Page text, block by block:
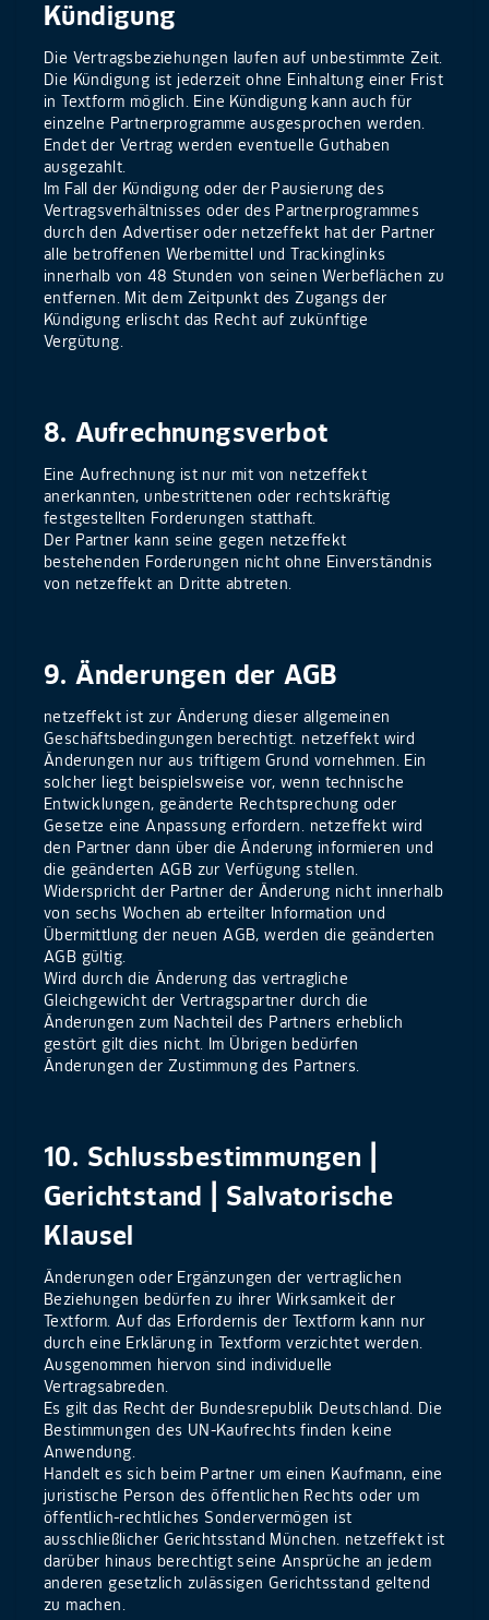
Kündigung
Die Vertragsbeziehungen laufen auf unbestimmte Zeit.
Die Kündigung ist jederzeit ohne Einhaltung einer Frist
in Textform möglich. Eine Kündigung kann auch für
einzelne Partnerprogramme ausgesprochen werden.
Endet der Vertrag werden eventuelle Guthaben
ausgezahlt.
Im Fall der Kündigung oder der Pausierung des
Vertragsverhältnisses oder des Partnerprogrammes
durch den Advertiser oder netzeffekt hat der Partner
alle betroffenen Werbemittel und Trackinglinks
innerhalb von 48 Stunden von seinen Werbeflächen zu
entfernen. Mit dem Zeitpunkt des Zugangs der
Kündigung erlischt das Recht auf zukünftige
Vergütung.
8. Aufrechnungsverbot
Eine Aufrechnung ist nur mit von netzeffekt
anerkannten, unbestrittenen oder rechtskräftig
festgestellten Forderungen statthaft.
Der Partner kann seine gegen netzeffekt
bestehenden Forderungen nicht ohne Einverständnis
von netzeffekt an Dritte abtreten.
9. Änderungen der AGB
netzeffekt ist zur Änderung dieser allgemeinen
Geschäftsbedingungen berechtigt. netzeffekt wird
Änderungen nur aus triftigem Grund vornehmen. Ein
solcher liegt beispielsweise vor, wenn technische
Entwicklungen, geänderte Rechtsprechung oder
Gesetze eine Anpassung erfordern. netzeffekt wird
den Partner dann über die Änderung informieren und
die geänderten AGB zur Verfügung stellen.
Widerspricht der Partner der Änderung nicht innerhalb
von sechs Wochen ab erteilter Information und
Übermittlung der neuen AGB, werden die geänderten
AGB gültig.
Wird durch die Änderung das vertragliche
Gleichgewicht der Vertragspartner durch die
Änderungen zum Nachteil des Partners erheblich
gestört gilt dies nicht. Im Übrigen bedürfen
Änderungen der Zustimmung des Partners.
10. Schlussbestimmungen |
Gerichtstand | Salvatorische
Klausel
Änderungen oder Ergänzungen der vertraglichen
Beziehungen bedürfen zu ihrer Wirksamkeit der
Textform. Auf das Erfordernis der Textform kann nur
durch eine Erklärung in Textform verzichtet werden.
Ausgenommen hiervon sind individuelle
Vertragsabreden.
Es gilt das Recht der Bundesrepublik Deutschland. Die
Bestimmungen des UN-Kaufrechts finden keine
Anwendung.
Handelt es sich beim Partner um einen Kaufmann, eine
juristische Person des öffentlichen Rechts oder um
öffentlich-rechtliches Sondervermögen ist
ausschließlicher Gerichtsstand München. netzeffekt ist
darüber hinaus berechtigt seine Ansprüche an jedem
anderen gesetzlich zulässigen Gerichtsstand geltend
zu machen.